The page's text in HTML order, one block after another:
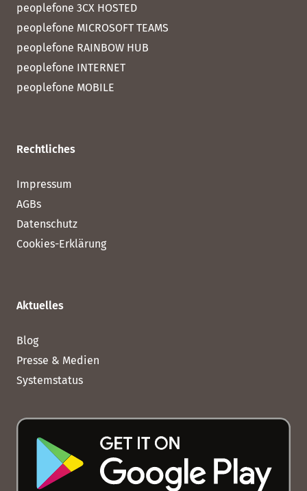
peoplefone 3CX HOSTED
peoplefone MICROSOFT TEAMS
peoplefone RAINBOW HUB
peoplefone INTERNET
peoplefone MOBILE
Rechtliches
Impressum
AGBs
Datenschutz
Cookies-Erklärung
Aktuelles
Blog
Presse & Medien
Systemstatus